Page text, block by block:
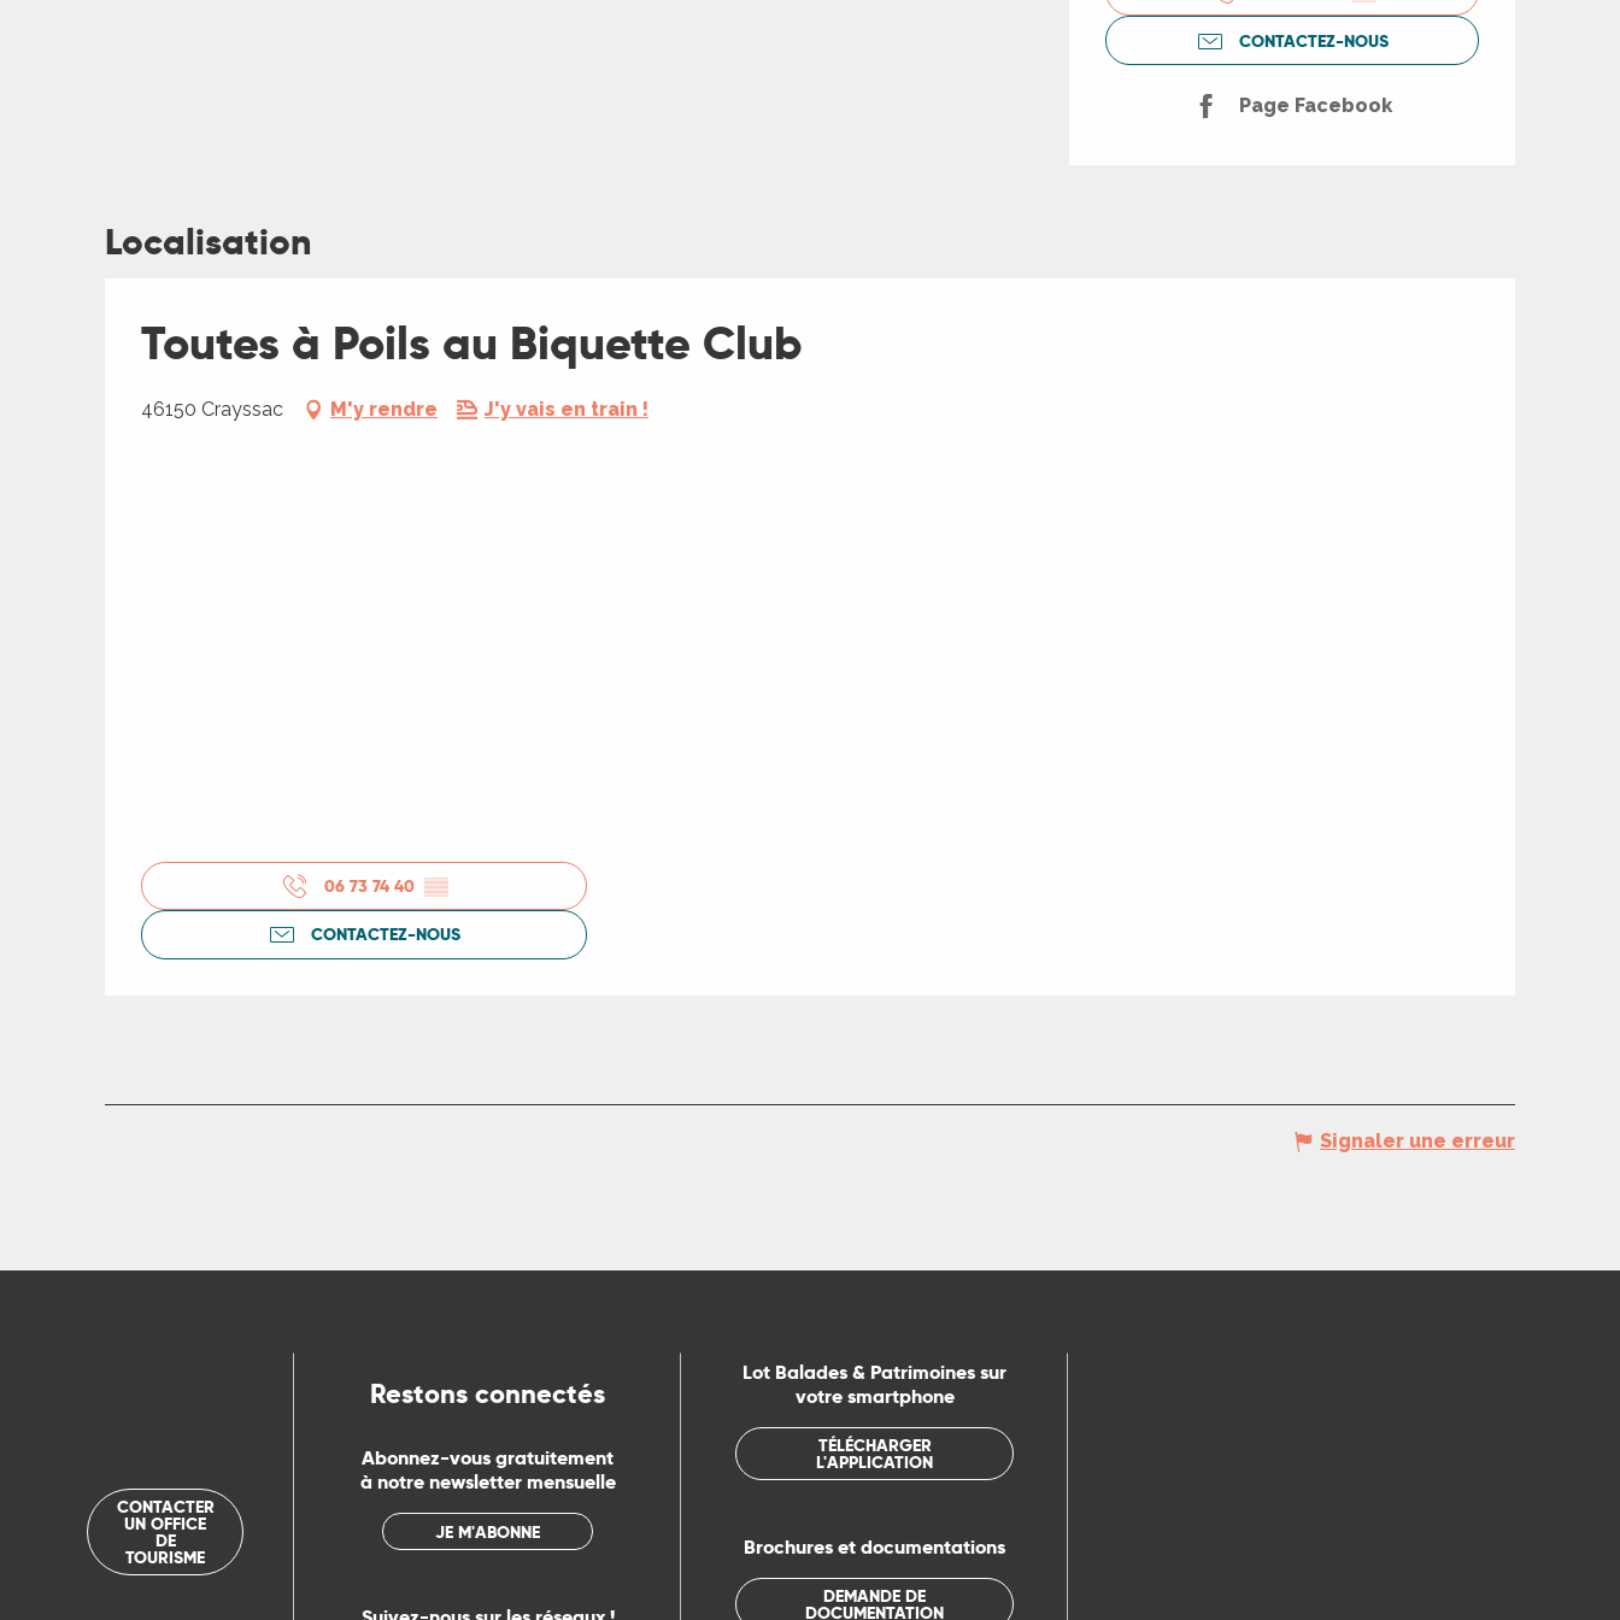
CONTACTEZ-NOUS
Page Facebook
Localisation
Toutes à Poils au Biquette Club
46150 Crayssac M'y rendre J'y vais en train !
06 73 74 40 ▒▒
CONTACTEZ-NOUS
Signaler une erreur
CONTACTER
UN OFFICE
DE
TOURISME
Restons connectés
Abonnez-vous gratuitement
à notre newsletter mensuelle
JE M'ABONNE
Lot Balades & Patrimoines sur
votre smartphone
TÉLÉCHARGER
L'APPLICATION
Brochures et documentations
DEMANDE DE
DOCUMENTATION